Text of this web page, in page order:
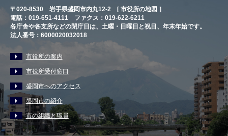
〒020-8530 岩手県盛岡市内丸12-2 [ 市役所の地図 ］
電話：019-651-4111 ファクス：019-622-6211
各庁舎や各支所などの閉庁日は、土曜・日曜日と祝日、年末年始です。
法人番号：6000020032018
市役所の案内
市役所受付窓口
盛岡市へのアクセス
盛岡市の紹介
市の組織と職員